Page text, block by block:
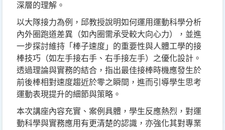
深層的理解。
以大隊接力為例，邱教授說明如何運用運動科學分析
內外圈跑道差異（如內圈需承受較大向心力），並進
一步探討維持「棒子速度」的重要性與人體工學的接
棒技巧（如左手接右手、右手接左手）之優化設計。
透過理論與實務的結合，指出最佳接棒時機應發生於
前後棒相對速度趨近於零之瞬間，進而引導學生思考
運動表現提升的細節與策略。
本次講座內容充實、案例具體，學生反應熱烈，對運
動科學與實務應用有更清楚的認識，亦強化其對專業